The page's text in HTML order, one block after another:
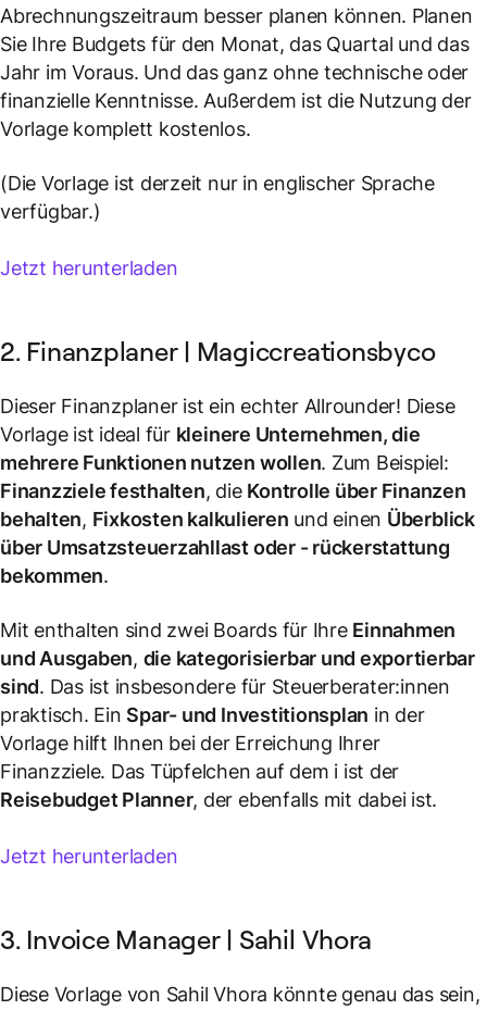
Abrechnungszeitraum besser planen können. Planen
Sie Ihre Budgets für den Monat, das Quartal und das
Jahr im Voraus. Und das ganz ohne technische oder
finanzielle Kenntnisse. Außerdem ist die Nutzung der
Vorlage komplett kostenlos.
(Die Vorlage ist derzeit nur in englischer Sprache
verfügbar.)
Jetzt herunterladen
2. Finanzplaner | Magiccreationsbyco
Dieser Finanzplaner ist ein echter Allrounder! Diese
Vorlage ist ideal für kleinere Unternehmen, die
mehrere Funktionen nutzen wollen. Zum Beispiel:
Finanzziele festhalten, die Kontrolle über Finanzen
behalten, Fixkosten kalkulieren und einen Überblick
über Umsatzsteuerzahllast oder - rückerstattung
bekommen.
Mit enthalten sind zwei Boards für Ihre Einnahmen
und Ausgaben, die kategorisierbar und exportierbar
sind. Das ist insbesondere für Steuerberater:innen
praktisch. EinSpar- und Investitionsplan in der
Vorlage hilft Ihnen bei der Erreichung Ihrer
Finanzziele. Das Tüpfelchen auf dem i ist der
Reisebudget Planner, der ebenfalls mit dabei ist.
Jetzt herunterladen
3. Invoice Manager | Sahil Vhora
Diese Vorlage von Sahil Vhora könnte genau das sein,